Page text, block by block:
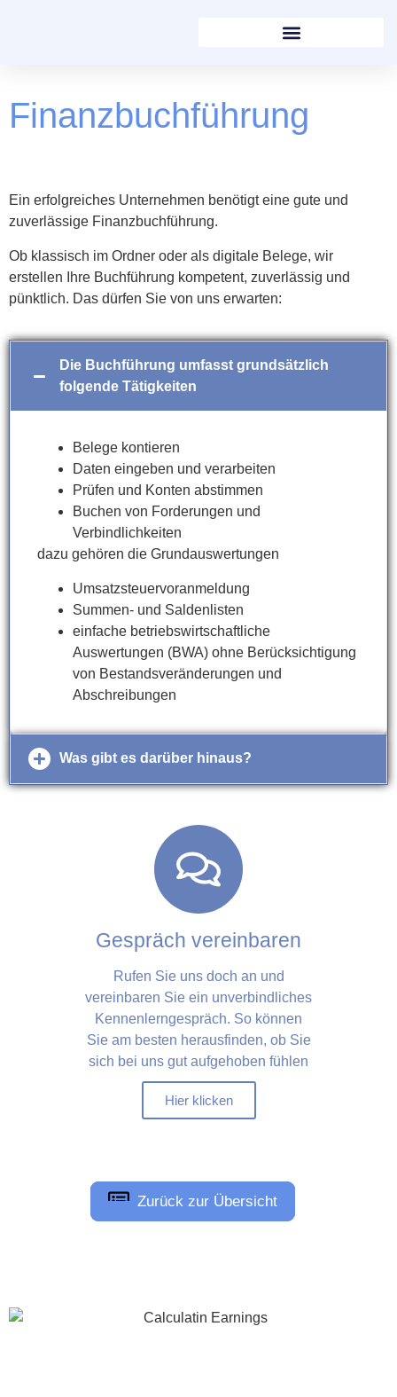
Finanzbuchführung
Ein erfolgreiches Unternehmen benötigt eine gute und
zuverlässige Finanzbuchführung.
Ob klassisch im Ordner oder als digitale Belege, wir
erstellen Ihre Buchführung kompetent, zuverlässig und
pünktlich. Das dürfen Sie von uns erwarten:
Die Buchführung umfasst grundsätzlich
folgende Tätigkeiten
Belege kontieren
Daten eingeben und verarbeiten
Prüfen und Konten abstimmen
Buchen von Forderungen und
Verbindlichkeiten
dazu gehören die Grundauswertungen
Umsatzsteuervoranmeldung
Summen- und Saldenlisten
einfache betriebswirtschaftliche
Auswertungen (BWA) ohne Berücksichtigung
von Bestandsveränderungen und
Abschreibungen
Was gibt es darüber hinaus?
Gespräch vereinbaren
Rufen Sie uns doch an und
vereinbaren Sie ein unverbindliches
Kennenlerngespräch. So können
Sie am besten herausfinden, ob Sie
sich bei uns gut aufgehoben fühlen
Hier klicken
Zurück zur Übersicht